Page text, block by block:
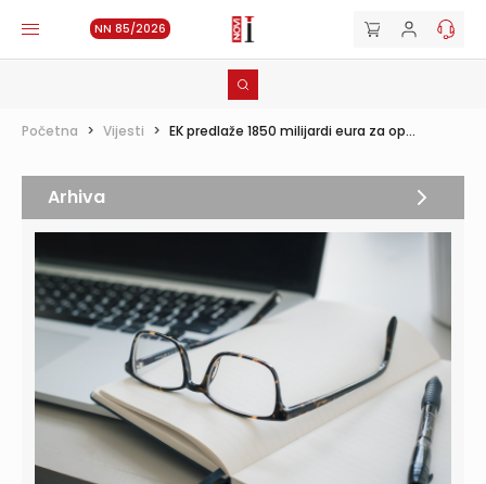
NN 85/2026
Početna > Vijesti > EK predlaže 1850 milijardi eura za op...
Arhiva